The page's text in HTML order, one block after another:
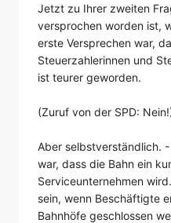
Jetzt zu Ihrer zweiten
versprochen worden ist,
erste Versprechen war,
Steuerzahlerinnen und
ist teurer geworden.
(Zuruf von der SPD:
Aber selbstverständlich.
war, dass die Bahn ein
Serviceunternehmen
sein, wenn Beschäftigte
Bahnhöfe geschlossen